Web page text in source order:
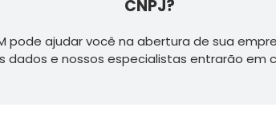
CNPJ?
pode ajudar você na abertura de sua
dados e nossos especialistas entrarão em